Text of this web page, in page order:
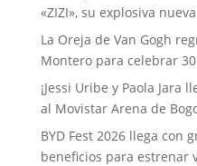
«ZIZI», su explosiva
La Oreja de Van Gogh
Montero para celebrar
¡Jessi Uribe y Paola Jara
al Movistar Arena de
BYD Fest 2026 llega con
beneficios para estrenar